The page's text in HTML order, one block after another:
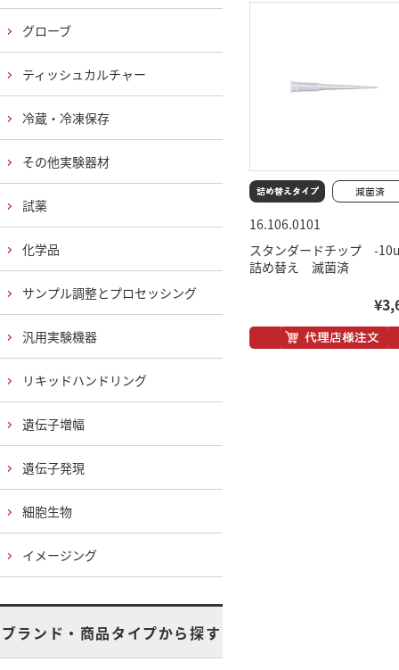
16.106.0101
スタンダードチップ -
詰め替え 滅菌済
グローブ
ティッシュカルチャー
冷蔵・冷凍保存
その他実験器材
試薬
化学品
サンプル調整とプロセッシング
汎用実験機器
リキッドハンドリング
遺伝子増幅
遺伝子発現
細胞生物
イメージング
ブランド・商品タイプから探す